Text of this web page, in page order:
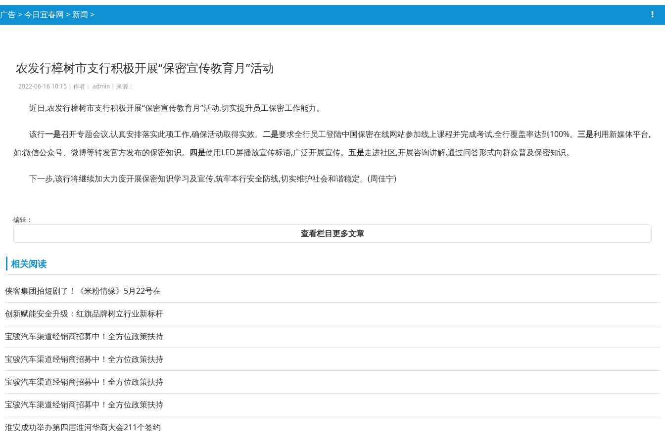
广告>今日宜春网 > 新闻 >
农发行樟树市支行积极开展“保密宣传教育月”活动
2022-06-16 10:15 | 作者： admin| 来源：
近日,农发行樟树市支行积极开展“保密宣传教育月”活动,切实提升员工保密工作能力。
该行一是召开专题会议,认真安排落实此项工作,确保活动取得实效。 二是要求全行员工登陆中国保密在线网站参加线上课程并完成考试,全行覆盖率达到100%。 三是利用新媒体平台,
如:微信公众号、微博等转发官方发布的保密知识。 四是使用LED屏播放宣传标语,广泛开展宣传。 五是走进社区,开展咨询讲解,通过问答形式向群众普及保密知识。
下一步,该行将继续加大力度开展保密知识学习及宣传,筑牢本行安全防线,切实维护社会和谐稳定。(周佳宁)
编辑：
查看栏目更多文章
相关阅读
侠客集团拍短剧了！《米粉情缘》5月22号在
创新赋能安全升级：红旗品牌树立行业新标杆
宝骏汽车渠道经销商招募中！全方位政策扶持
宝骏汽车渠道经销商招募中！全方位政策扶持
宝骏汽车渠道经销商招募中！全方位政策扶持
宝骏汽车渠道经销商招募中！全方位政策扶持
淮安成功举办第四届淮河华商大会211个签约